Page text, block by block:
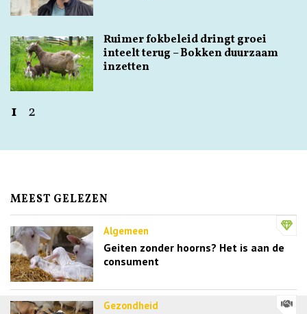
Ruimer fokbeleid dringt groei
inteelt terug – Bokken duurzaam
inzetten
1 2
MEEST GELEZEN
Algemeen
Geiten zonder hoorns? Het is aan de
consument
Gezondheid